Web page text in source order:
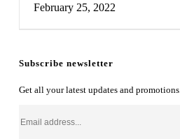
February 25, 2022
Subscribe newsletter
Get all your latest updates and promotions.